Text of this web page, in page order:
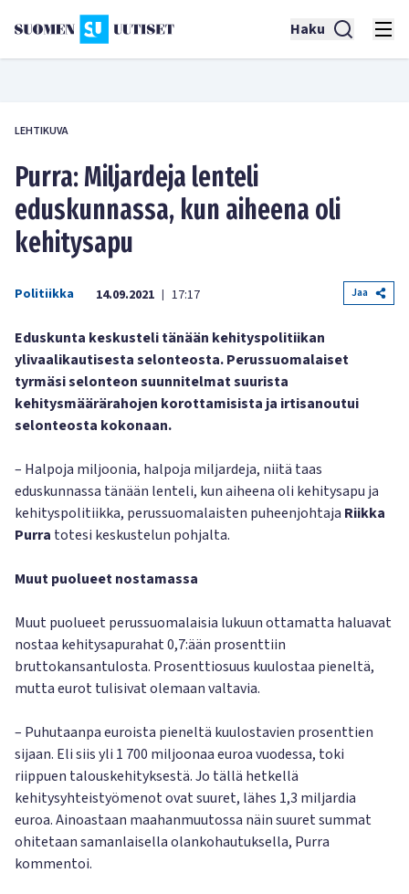
Haku
LEHTIKUVA
Purra: Miljardeja lenteli
eduskunnassa, kun aiheena oli
kehitysapu
Politiikka 14.09.2021 | 17:17 Jaa
Eduskunta keskusteli tänään kehityspolitiikan
ylivaalikautisesta selonteosta. Perussuomalaiset
tyrmäsi selonteon suunnitelmat suurista
kehitysmäärärahojen korottamisista ja irtisanoutui
selonteosta kokonaan.
– Halpoja miljoonia, halpoja miljardeja, niitä taas
eduskunnassa tänään lenteli, kun aiheena oli kehitysapu ja
kehityspolitiikka, perussuomalaisten puheenjohtaja Riikka
Purra totesi keskustelun pohjalta.
Muut puolueet nostamassa
Muut puolueet perussuomalaisia lukuun ottamatta haluavat
nostaa kehitysapurahat 0,7:ään prosenttiin
bruttokansantulosta. Prosenttiosuus kuulostaa pieneltä,
mutta eurot tulisivat olemaan valtavia.
– Puhutaanpa euroista pieneltä kuulostavien prosenttien
sijaan. Eli siis yli 1 700 miljoonaa euroa vuodessa, toki
riippuen talouskehityksestä. Jo tällä hetkellä
kehitysyhteistyömenot ovat suuret, lähes 1,3 miljardia
euroa. Ainoastaan maahanmuutossa näin suuret summat
ohitetaan samanlaisella olankohautuksella, Purra
kommentoi.